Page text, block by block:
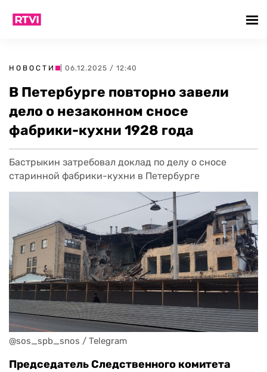
НОВОСТИ | 06.12.2025 / 12:40
В Петербурге повторно завели
дело о незаконном сносе
фабрики-кухни 1928 года
Бастрыкин затребовал доклад по делу о сносе
старинной фабрики-кухни в Петербурге
@sos_spb_snos / Telegram
Председатель Следственного комитета